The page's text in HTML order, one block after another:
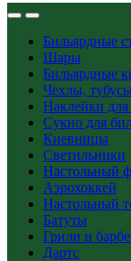
Бильярдные
Шары
Бильярдные
Чехлы,
Наклейки для
Сукно для
Киевницы
Светильники
Настольный
Аэрохоккей
Настольный
Батуты
Грили и
Дартс